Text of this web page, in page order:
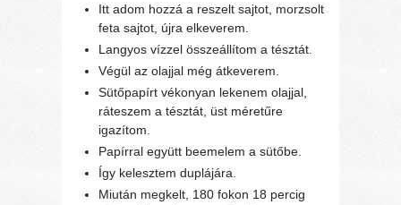
Itt adom hozzá a reszelt sajtot, morzsolt
feta sajtot, újra elkeverem.
Langyos vízzel összeállítom a tésztát.
Végül az olajjal még átkeverem.
Sütőpapírt vékonyan lekenem olajjal,
ráteszem a tésztát, üst méretűre
igazítom.
Papírral együtt beemelem a sütőbe.
Így kelesztem duplájára.
Miután megkelt, 180 fokon 18 percig